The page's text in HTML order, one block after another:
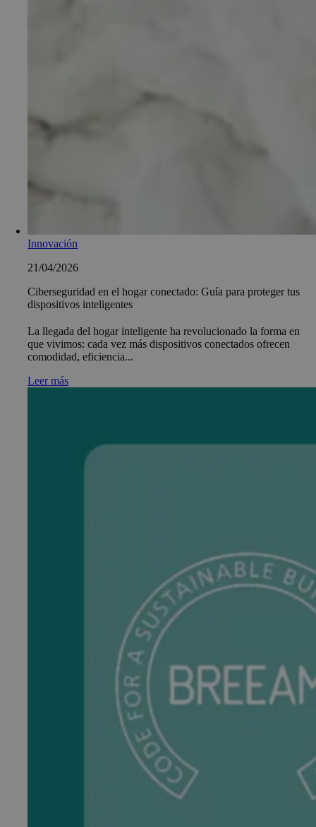
Innovación
21/04/2026
Ciberseguridad en el hogar conectado: Guía para proteger tus
dispositivos inteligentes
La llegada del hogar inteligente ha revolucionado la forma en
que vivimos: cada vez más dispositivos conectados ofrecen
comodidad, eficiencia...
Leer más